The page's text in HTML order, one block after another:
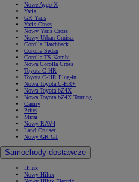
Nowe Aygo X
Yaris
GR Yaris
Yaris Cross
Nowy Yaris Cross
Nowy Urban Cruiser
Corolla Hatchback
Corolla Sedan
Corolla TS Kombi
Nowa Corolla Cross
Toyota C-HR
Toyota C-HR Plug-in
Nowa Toyota C-HR+
Nowa Toyota bZ4X
Nowa Toyota bZ4X Touring
Camry
Prius
Mirai
Nowy RAV4
Land Cruiser
Nowy GR GT
Samochody dostawcze
Hilux
Nowy Hilux